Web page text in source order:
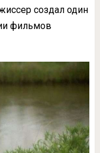
создал один
фильмов